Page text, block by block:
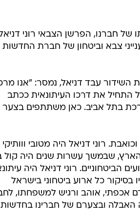
מותו של חברנו, הפרשן הצבאי רוני
רוני, יליד 1947, היה הפרשן לענייני צבא וביטחון של חברת
השידור עבד דניאל, נמסר: "אנו
התחיל את דרכו העיתונאית ככתב
המערכת בתל אביב. כאן משתתפים בצער
וכואבת. רוני דניאל היה מטובי ווותיקי
שבמשך עשרות שנים היה קול
רוני דניאל היה
בסיקור כל ארוע ביטחוני בישראל
אכפתי, אוהב ורגיש למשפחתו,
ובצערם של חברינו בחדשות 12".